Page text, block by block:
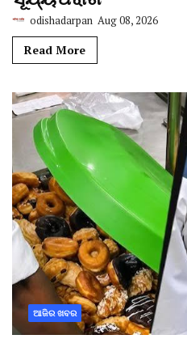
odishadarpan Aug 08, 2026
Read More
ଆଜିର ଖବର